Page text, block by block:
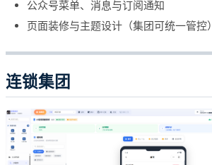
公众号菜单、消息与订阅通知
页面装修与主题设计（集团可统一管控）
连锁集团